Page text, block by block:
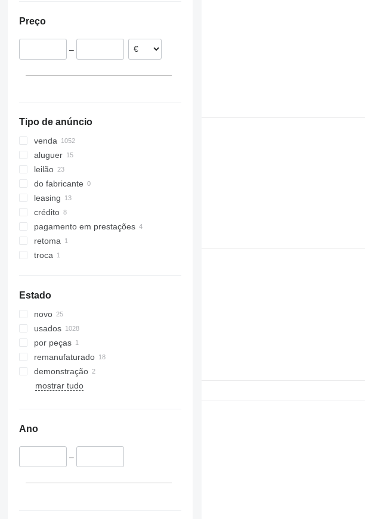
Grã-Bretanha
Lituânia
Turquia
Japão
Moldávia
Preço
–
Tipo de anúncio
venda
aluguer
leilão
do fabricante
leasing
crédito
pagamento em prestações
retoma
troca
Estado
novo
usados
por peças
remanufaturado
demonstração
mostrar tudo
Ano
–